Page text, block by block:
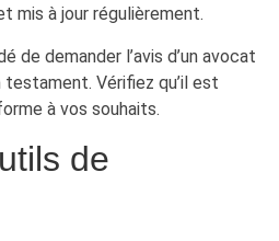
mis à jour régulièrement.
de demander l’avis d’un avocat
Vérifiez qu’il est
à vos souhaits.
de